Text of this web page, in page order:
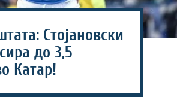
Стојановски
до 3,5
Катар!